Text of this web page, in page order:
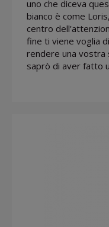
uno che diceva
bianco è come
centro
fine ti viene voglia
rendere una vostra
saprò di aver fatto